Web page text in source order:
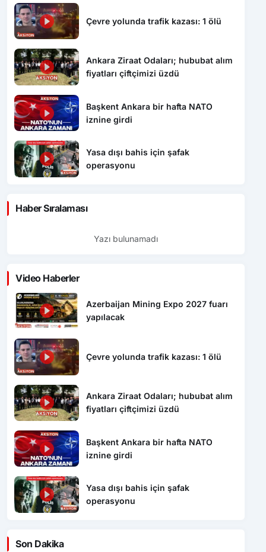
Çevre yolunda trafik kazası: 1 ölü
Ankara Ziraat Odaları; hububat alım
fiyatları çiftçimizi üzdü
Başkent Ankara bir hafta NATO
iznine girdi
Yasa dışı bahis için şafak
operasyonu
Haber Sıralaması
Yazı bulunamadı
Video Haberler
Azerbaijan Mining Expo 2027 fuarı
yapılacak
Çevre yolunda trafik kazası: 1 ölü
Ankara Ziraat Odaları; hububat alım
fiyatları çiftçimizi üzdü
Başkent Ankara bir hafta NATO
iznine girdi
Yasa dışı bahis için şafak
operasyonu
Son Dakika